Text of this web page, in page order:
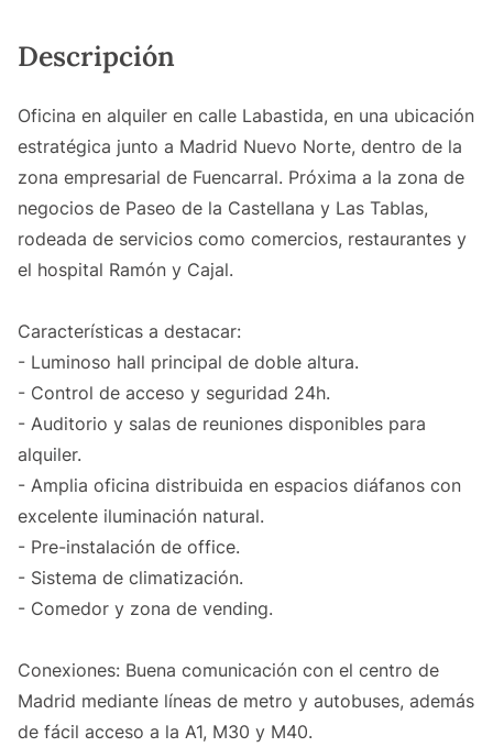
Descripción
Oficina en alquiler en calle Labastida, en una ubicación
estratégica junto a Madrid Nuevo Norte, dentro de la
zona empresarial de Fuencarral. Próxima a la zona de
negocios de Paseo de la Castellana y Las Tablas,
rodeada de servicios como comercios, restaurantes y
el hospital Ramón y Cajal.
Características a destacar:
- Luminoso hall principal de doble altura.
- Control de acceso y seguridad 24h.
- Auditorio y salas de reuniones disponibles para
alquiler.
- Amplia oficina distribuida en espacios diáfanos con
excelente iluminación natural.
- Pre-instalación de office.
- Sistema de climatización.
- Comedor y zona de vending.
Conexiones: Buena comunicación con el centro de
Madrid mediante líneas de metro y autobuses, además
de fácil acceso a la A1, M30 y M40.